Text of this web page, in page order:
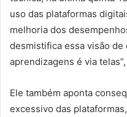
uso das plataformas
melhoria dos
desmistifica essa visão
aprendizagens é via
Ele também aponta
excessivo das